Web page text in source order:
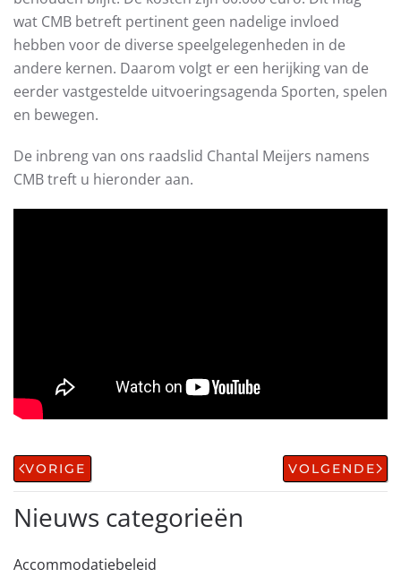
wat CMB betreft pertinent geen nadelige invloed
hebben voor de diverse speelgelegenheden in de
andere kernen. Daarom volgt er een herijking van de
eerder vastgestelde uitvoeringsagenda Sporten, spelen
en bewegen.
De inbreng van ons raadslid Chantal Meijers namens
CMB treft u hieronder aan.
VORIGE VOLGENDE
Nieuws categorieën
Accommodatiebeleid